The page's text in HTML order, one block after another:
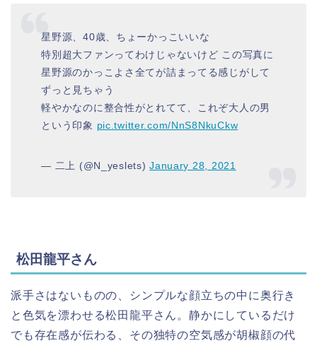
星野源、40歳、ちょーかっこいいな
特別超大ファンってわけじゃないけど この写真に
星野源のかっこよさ全てが詰まってる感じがして
ずっと見ちゃう
軽やかなのに整合性がとれてて、これぞ大人の男
という印象 pic.twitter.com/NnS8NkuCkw
— 二上 (@N_yeslets)January 28, 2021
松田龍平さん
派手さはないものの、シンプルな顔立ちの中に奥行き
と色気を漂わせる松田龍平さん。静かにしているだけ
でも存在感が伝わる、その独特の空気感が胡椒顔の代